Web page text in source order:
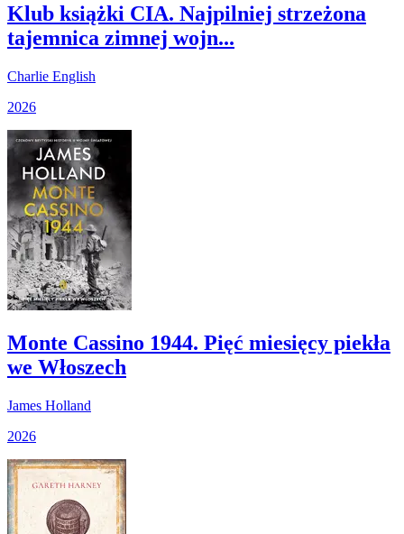
Klub książki CIA. Najpilniej strzeżona
tajemnica zimnej wojn...
Charlie English
2026
Monte Cassino 1944. Pięć miesięcy piekła
we Włoszech
James Holland
2026